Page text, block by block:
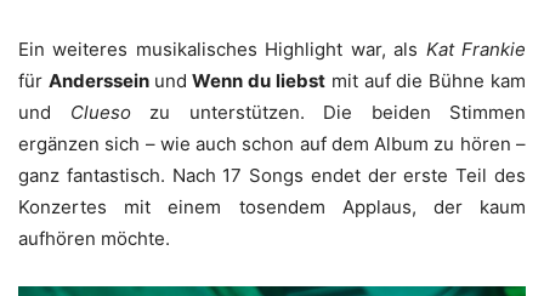
Ein weiteres musikalisches Highlight war, als Kat Frankie
für Anderssein undWenn du liebst mit auf die Bühne kam
und Cluesozu unterstützen. Die beiden Stimmen
ergänzen sich – wie auch schon auf dem Album zu hören –
ganz fantastisch. Nach 17 Songs endet der erste Teil des
Konzertes mit einem tosendem Applaus, der kaum
aufhören möchte.